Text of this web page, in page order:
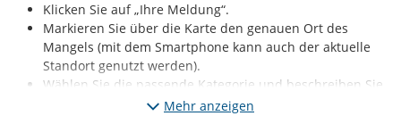
Klicken Sie auf „Ihre Meldung“.
Markieren Sie über die Karte den genauen Ort des
Mangels (mit dem Smartphone kann auch der aktuelle
Standort genutzt werden).
Wählen Sie die passende Kategorie und beschreiben Sie
kurz den Mangel. Fügen Sie wenn möglich ein Foto vom
Mehr anzeigen